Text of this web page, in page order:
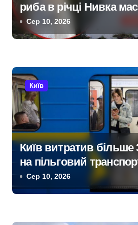
а
п
с
і
в
риба в річці Нивка
після дощу
Сер 10, 2026
Київ
Київ витратив більше
на пільговий
обслуговували 106
Сер 10, 2026